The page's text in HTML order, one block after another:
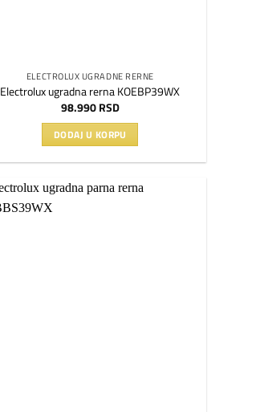
ELECTROLUX UGRADNE RERNE
Electrolux ugradna rerna KOEBP39WX
98.990RSD
DODAJ U KORPU